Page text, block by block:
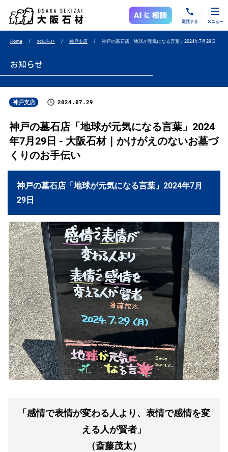
電話する メニュー
Home お知らせ 神戸支店 神戸の墓石店「地球が元気になる言葉」2024年7月29日
お知らせ
神戸支店 2024.07.29
神戸の墓石店「地球が元気になる言葉」2024
年7月29日 - 大阪石材｜かけがえのないお墓づ
くりのお手伝い
神戸の墓石店「地球が元気になる言葉」2024年7月
29日
「感情で表情が変わる人より、表情で感情を変
える人が賢者」
（斎藤茂太）